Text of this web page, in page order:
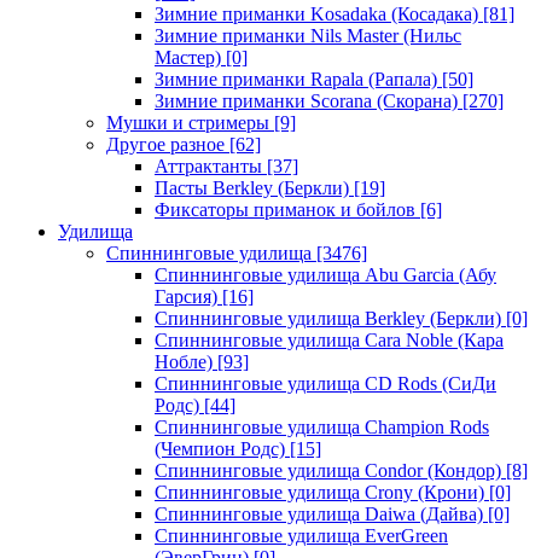
Зимние приманки Kosadaka (Косадака) [81]
Зимние приманки Nils Master (Нильс
Мастер) [0]
Зимние приманки Rapala (Рапала) [50]
Зимние приманки Scorana (Скорана) [270]
Мушки и стримеры [9]
Другое разное [62]
Аттрактанты [37]
Пасты Berkley (Беркли) [19]
Фиксаторы приманок и бойлов [6]
Удилища
Спиннинговые удилища [3476]
Спиннинговые удилища Abu Garcia (Абу
Гарсия) [16]
Спиннинговые удилища Berkley (Беркли) [0]
Спиннинговые удилища Cara Noble (Кара
Нобле) [93]
Спиннинговые удилища CD Rods (СиДи
Родс) [44]
Спиннинговые удилища Champion Rods
(Чемпион Родс) [15]
Спиннинговые удилища Condor (Кондор) [8]
Спиннинговые удилища Crony (Крони) [0]
Спиннинговые удилища Daiwa (Дайва) [0]
Спиннинговые удилища EverGreen